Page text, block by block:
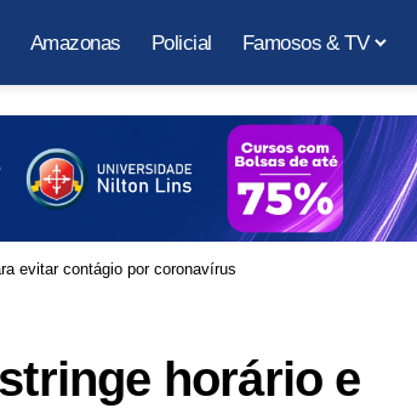
Amazonas Policial Famosos & TV
evitar contágio por coronavírus
horário e